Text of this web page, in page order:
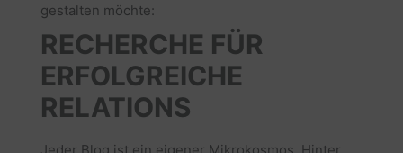
gestalten möchte:
RECHERCHE FÜR
ERFOLGREICHE
RELATIONS